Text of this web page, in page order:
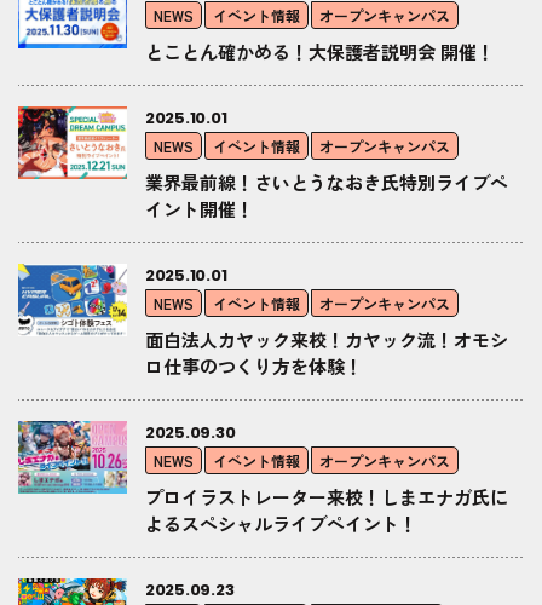
NEWS イベント情報 オープンキャンパス
とことん確かめる！大保護者説明会 開催！
2025.10.01
NEWS イベント情報 オープンキャンパス
業界最前線！さいとうなおき氏特別ライブペ
イント開催！
2025.10.01
NEWS イベント情報 オープンキャンパス
面白法人カヤック来校！カヤック流！オモシ
ロ仕事のつくり方を体験！
2025.09.30
NEWS イベント情報 オープンキャンパス
プロイラストレーター来校！しまエナガ氏に
よるスペシャルライブペイント！
2025.09.23